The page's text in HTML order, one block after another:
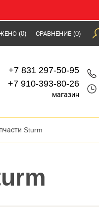
(0) СРАВНЕНИЕ (0)
+7 831 297-50-95
+7 910-393-80-26
магазин
Sturm